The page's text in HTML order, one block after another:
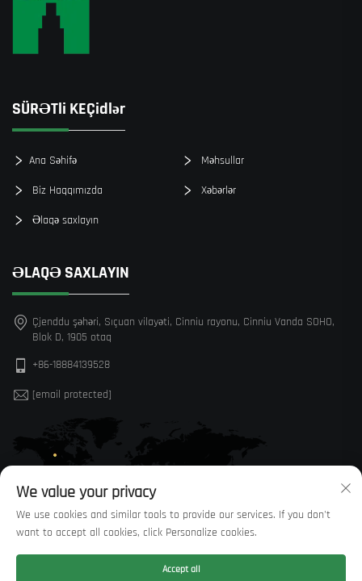
SÜRƏTli KEÇidlər
Ana Səhifə Məhsullar
Biz Haqqımızda Xəbərlər
Əlaqə saxlayın
ƏLAQƏ SAXLAYIN
Çjenddu şəhəri, Sıçuan vilayəti, Cinniu rayonu, Cinniu Vanda SOHO,
Blok D, 1905 otaq
+86-18884139528
[email protected]
We value your privacy
We use cookies and similar tools to provide our services. If you don't
want to accept all cookies, click Personalize cookies.
Accept all